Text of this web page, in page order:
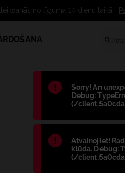
Błąd:
Sorry! An
Debug:
(/
Błąd:
Atvainojiet!
kļūda. Debug:
(/
no līguma 14 dienu laikā